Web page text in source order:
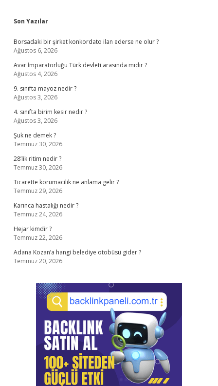
Sidebar
Son Yazılar
Borsadaki bir şirket konkordato ilan ederse ne olur ?
Ağustos 6, 2026
Avar İmparatorluğu Türk devleti arasında mıdır ?
Ağustos 4, 2026
9. sınıfta mayoz nedir ?
Ağustos 3, 2026
4. sınıfta birim kesir nedir ?
Ağustos 3, 2026
Şuk ne demek ?
Temmuz 30, 2026
28’lik ritim nedir ?
Temmuz 30, 2026
Ticarette korumacilik ne anlama gelir ?
Temmuz 29, 2026
Karınca hastalığı nedir ?
Temmuz 24, 2026
Hejar kimdir ?
Temmuz 22, 2026
Adana Kozan’a hangi belediye otobüsü gider ?
Temmuz 20, 2026